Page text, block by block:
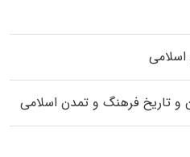
و تاریخ فرهنگ و تمدن اسلامی